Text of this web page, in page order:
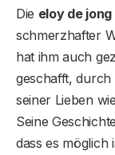
Die eloy de
schmerzhafter
hat ihm auch
geschafft, durch
seiner Lieben
Seine
dass es möglich